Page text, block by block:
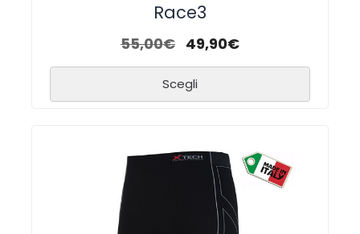
Race3
55,00€ 49,90€
Scegli